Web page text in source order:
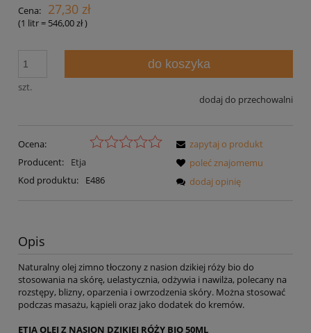
Cena: 27,30 zł
(1 litr= 546,00 zł)
szt.
do koszyka
dodaj do przechowalni
Ocena:
Producent:
Etja
Kod produktu:
E486
zapytaj o produkt
poleć znajomemu
dodaj opinię
Opis
Naturalny olej zimno tłoczony z nasion dzikiej róży bio do
stosowania na skórę, uelastycznia, odżywia i nawilża, polecany na
rozstępy, blizny, oparzenia i owrzodzenia skóry. Można stosować
podczas masażu, kąpieli oraz jako dodatek do kremów.
ETJA OLEJ Z NASION DZIKIEJ RÓŻY BIO 50ML